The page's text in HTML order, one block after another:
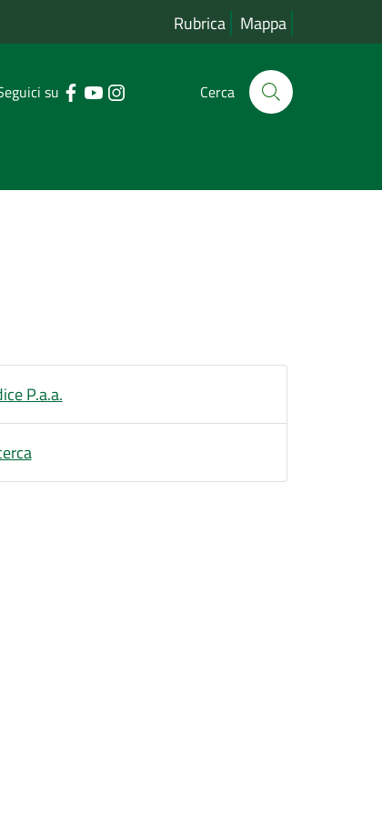
Rubrica Mappa
su Cerca
P.a.a.